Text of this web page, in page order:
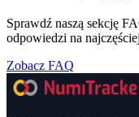
Sprawdź naszą sekcję
odpowiedzi na
Zobacz FAQ